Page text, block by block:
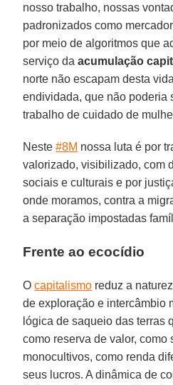
nosso trabalho, nossas
padronizados como
por meio de algoritmos que
serviço daacumulação
norte não escapam desta
endividada, que não poderia
trabalho de cuidado de
Neste #8M nossa luta é por
valorizado, visibilizado, com
sociais e culturais e por
onde moramos, contra a
a separação impostadas
Frente ao ecocídio
Ocapitalismo reduz a
de exploração e intercâmbio
lógica de saqueio das terras
como reserva de valor, como
monocultivos, como renda
seus lucros. A dinâmica de